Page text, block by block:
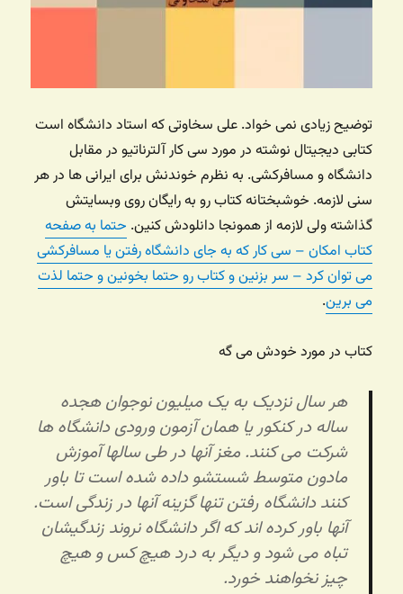
توضیح زیادی نمی خواد. علی سخاوتی که استاد دانشگاه است
کتابی دیجیتال نوشته در مورد سی کار آلترناتیو در مقابل
دانشگاه و مسافرکشی. به نظرم خوندنش برای ایرانی ها در هر
سنی لازمه. خوشبختانه کتاب رو به رایگان روی وبسایتش
گذاشته ولی لازمه از همونجا دانلودش کنین. حتما به صفحه
کتاب امکان – سی کار که به جای دانشگاه رفتن یا مسافرکشی
می توان کرد – سر بزنین و کتاب رو حتما بخونین و حتما لذت
می برین.
کتاب در مورد خودش می گه
هر سال نزدیک به یک میلیون نوجوان هجده
ساله در کنکور یا همان آزمون ورودی دانشگاه ها
شرکت می کنند. مغز آنها در طی سالها آموزش
مادون متوسط شستشو داده شده است تا باور
کنند دانشگاه رفتن تنها گزینه آنها در زندگی است.
آنها باور کرده اند که اگر دانشگاه نروند زندگیشان
تباه می شود و دیگر به درد هیچ کس و هیچ
چیز نخواهند خورد.